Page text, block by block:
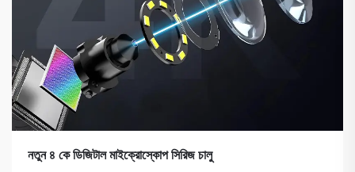
নতুন ৪ কে ডিজিটাল মাইক্রোস্কোপ সিরিজ চালু